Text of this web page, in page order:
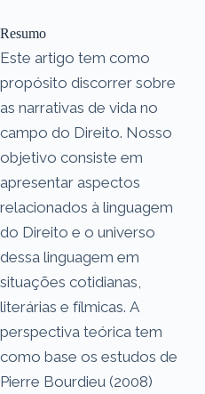
Resumo
Este artigo tem como
propósito discorrer sobre
as narrativas de vida no
campo do Direito. Nosso
objetivo consiste em
apresentar aspectos
relacionados à linguagem
do Direito e o universo
dessa linguagem em
situações cotidianas,
literárias e fílmicas. A
perspectiva teórica tem
como base os estudos de
Pierre Bourdieu (2008)